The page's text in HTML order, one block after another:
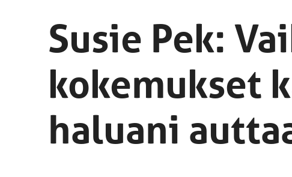
Susie Pek:
kokemukset
haluani